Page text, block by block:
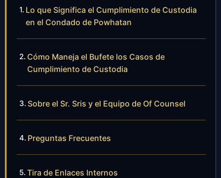
Lo que Significa el Cumplimiento de Custodia
en el Condado de Powhatan
Cómo Maneja el Bufete los Casos de
Cumplimiento de Custodia
Sobre el Sr. Sris y el Equipo de Of Counsel
Preguntas Frecuentes
Tira de Enlaces Internos